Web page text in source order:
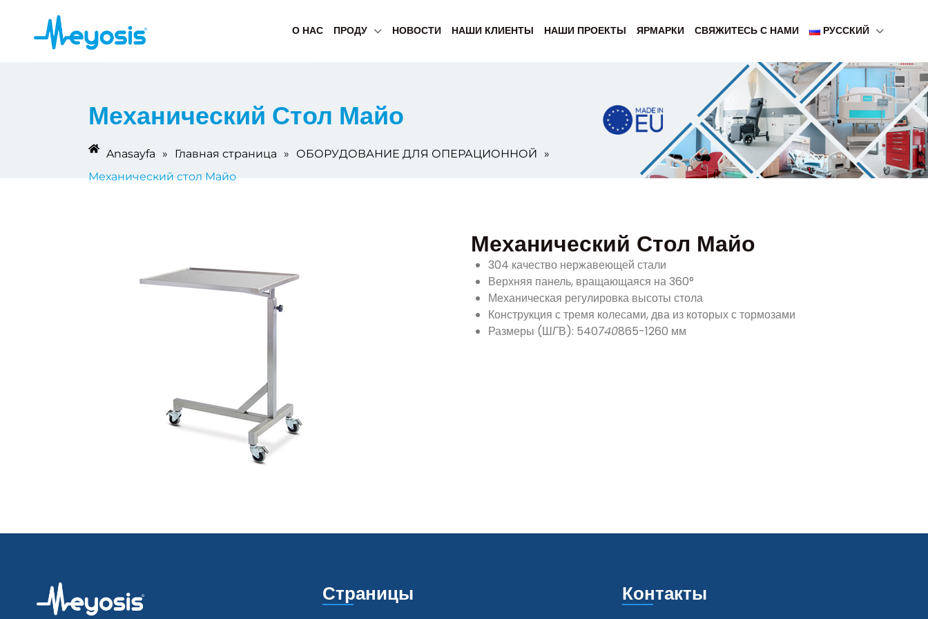
О НАС ПРОДУ НОВОСТИ НАШИ КЛИЕНТЫ НАШИ ПРОЕКТЫ ЯРМАРКИ СВЯЖИТЕСЬ С НАМИ РУССКИЙ
Механический Стол Майо
Anasayfa » Главная страница » ОБОРУДОВАНИЕ ДЛЯ ОПЕРАЦИОННОЙ »
Механический стол Майо
Механический Стол Майо
304 качество нержавеющей стали
Верхняя панель, вращающаяся на 360°
Механическая регулировка высоты стола
Конструкция с тремя колесами, два из которых с тормозами
Размеры (ШГВ): 540740865-1260 мм
Страницы Контакты